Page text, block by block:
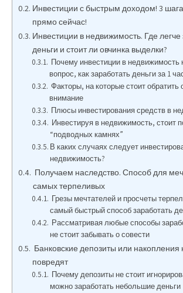
Инвестиции с быстрым доходом! 3 шага
прямо сейчас!
Инвестиции в недвижимость. Где легче
деньги и стоит ли овчинка выделки?
Почему инвестиции в недвижимость
вопрос, как заработать деньги за 1
Факторы, на которые стоит обратить
внимание
Плюсы инвестирования средств в
Инвестируя в недвижимость, стоит
“подводных камнях”
В каких случаях следует
недвижимость?
Получаем наследство. Способ для
самых терпеливых
Грезы мечтателей и просчеты
самый быстрый способ заработать
Рассматривая любые способы
не стоит забывать о совести
Банковские депозиты или накопления
повредят
Почему депозиты не стоит
можно заработать небольшие деньги